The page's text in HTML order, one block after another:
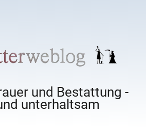
und Bestattung -
unterhaltsam